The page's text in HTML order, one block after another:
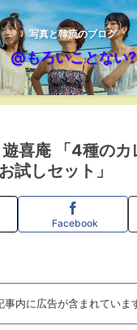
写真と韓流のブログ
@もろいことない?
喜庵 「4種のカ
試しセット」
Facebook
事内に広告が含まれていま